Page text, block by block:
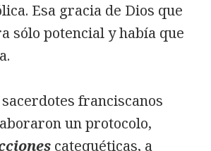
Esa gracia de Dios que
sólo potencial y había que
franciscanos
un protocolo,
catequéticas, a